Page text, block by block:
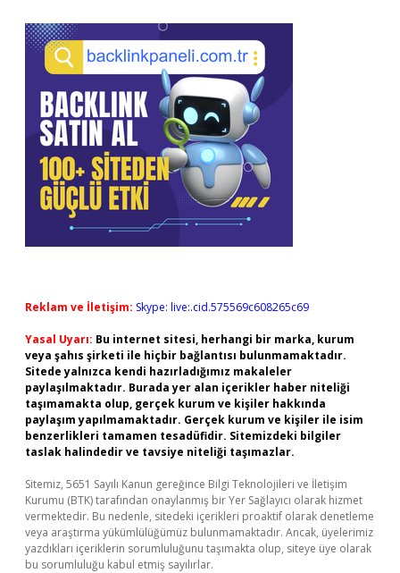
Reklam ve İletişim: Skype: live:.cid.575569c608265c69
Yasal Uyarı: Bu internet sitesi, herhangi bir marka, kurum
veya şahıs şirketi ile hiçbir bağlantısı bulunmamaktadır.
Sitede yalnızca kendi hazırladığımız makaleler
paylaşılmaktadır. Burada yer alan içerikler haber niteliği
taşımamakta olup, gerçek kurum ve kişiler hakkında
paylaşım yapılmamaktadır. Gerçek kurum ve kişiler ile isim
benzerlikleri tamamen tesadüfidir. Sitemizdeki bilgiler
taslak halindedir ve tavsiye niteliği taşımazlar.
Sitemiz, 5651 Sayılı Kanun gereğince Bilgi Teknolojileri ve İletişim
Kurumu (BTK) tarafından onaylanmış bir Yer Sağlayıcı olarak hizmet
vermektedir. Bu nedenle, sitedeki içerikleri proaktif olarak denetleme
veya araştırma yükümlülüğümüz bulunmamaktadır. Ancak, üyelerimiz
yazdıkları içeriklerin sorumluluğunu taşımakta olup, siteye üye olarak
bu sorumluluğu kabul etmiş sayılırlar.